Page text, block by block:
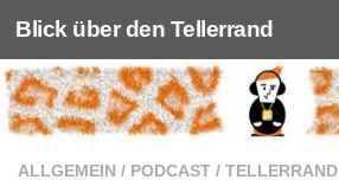
Unter dem Inhalt
Blick über den Tellerrand
ALLGEMEIN / PODCAST / TELLERRAND